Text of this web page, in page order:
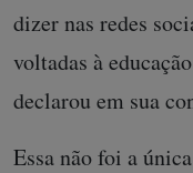
dizer nas redes
voltadas à
declarou em sua
Essa não foi a